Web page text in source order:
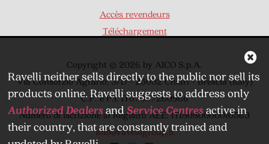
Accès revendeurs
Téléchargement
Copyright © 2026 by AICO S.p.A.
Via Consorzio Agrario, 3/D - 25032 Chiari - Brescia (Italy)
C.F. e P.I. IT07007260966
Numero di iscrizione al Registro AEE: IT18080000010563
info@ravelligroup.it
Ravelli neither sells directly to the public nor sell its
products online. Ravelli suggests to address only
Authorized Dealersand Service Centresactive in
their country, that are constantly trained and